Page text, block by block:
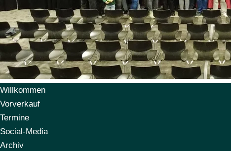
Willkommen
Vorverkauf
Termine
Social-Media
Archiv